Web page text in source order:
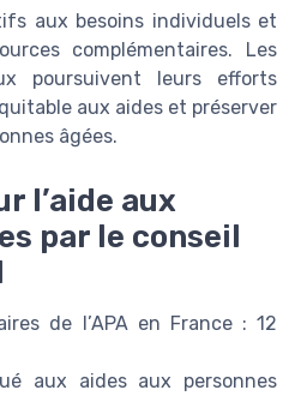
aux besoins individuels et
complémentaires. Les
poursuivent leurs efforts
aux aides et préserver
âgées.
l’aide aux
par le conseil
de l’APA en France : 12
aux aides aux personnes